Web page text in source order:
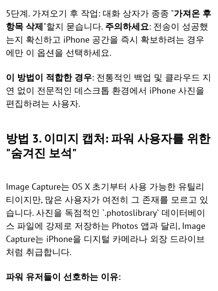
5단계. 가져오기 후 작업: 대화 상자가 종종 "가져온 후
항목 삭제"할지 묻습니다. 주의하세요: 전송이 성공했
는지 확신하고 iPhone 공간을 즉시 확보하려는 경우
에만 이 옵션을 선택하세요.
이 방법이 적합한 경우: 전통적인 백업 및 클라우드 지
연 없이 전문적인 데스크톱 환경에서 iPhone 사진을
편집하려는 사용자.
방법 3. 이미지 캡처: 파워 사용자를 위한
"숨겨진 보석"
Image Capture는 OS X 초기부터 사용 가능한 유틸리
티이지만, 많은 사용자가 여전히 그 존재를 모르고 있
습니다. 사진을 독점적인 `.photoslibrary` 데이터베이
스 파일에 강제로 저장하는 Photos 앱과 달리, Image
Capture는 iPhone을 디지털 카메라나 외장 드라이브
처럼 취급합니다.
파워 유저들이 선호하는 이유: